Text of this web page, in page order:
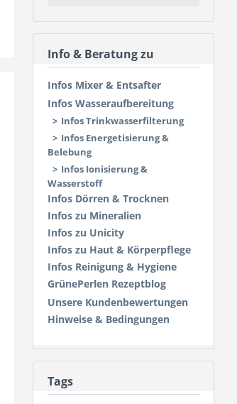
Info & Beratung zu
Infos Mixer & Entsafter
Infos Wasseraufbereitung
Infos Trinkwasserfilterung
Infos Energetisierung &
Belebung
Infos Ionisierung &
Wasserstoff
Infos Dörren & Trocknen
Infos zu Mineralien
Infos zu Unicity
Infos zu Haut & Körperpflege
Infos Reinigung & Hygiene
GrünePerlen Rezeptblog
Unsere Kundenbewertungen
Hinweise & Bedingungen
Tags